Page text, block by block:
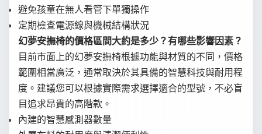
避免孩童在無人看管下單獨操作
定期檢查電源線與機械結構狀況
幻夢安撫椅的價格區間大約是多少？有哪些影響因素？
目前市面上的幻夢安撫椅根據功能與材質的不同，價格
範圍相當廣泛，通常取決於其具備的智慧科技與耐用程
度。建議您可以根據實際需求選擇適合的型號，不必盲
目追求昂貴的高階款。
內建的智慧感測器數量